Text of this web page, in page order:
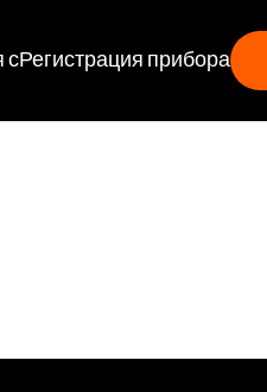
сРегистрация прибора